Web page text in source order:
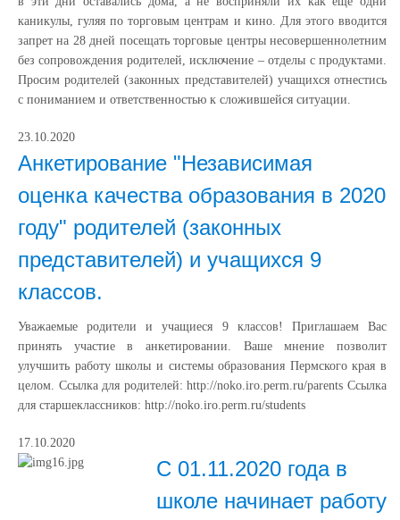
каникулы, гуляя по торговым центрам и кино. Для этого вводится
запрет на 28 дней посещать торговые центры несовершеннолетним
без сопровождения родителей, исключение – отделы с продуктами.
Просим родителей (законных представителей) учащихся отнестись
с пониманием и ответственностью к сложившейся ситуации.
23.10.2020
Анкетирование "Независимая
оценка качества образования в 2020
году" родителей (законных
представителей) и учащихся 9
классов.
Уважаемые родители и учащиеся 9 классов! Приглашаем Вас
принять участие в анкетировании. Ваше мнение позволит
улучшить работу школы и системы образования Пермского края в
целом. Ссылка для родителей: http://noko.iro.perm.ru/parents Ссылка
для старшеклассников: http://noko.iro.perm.ru/students
17.10.2020
С 01.11.2020 года в
школе начинает работу